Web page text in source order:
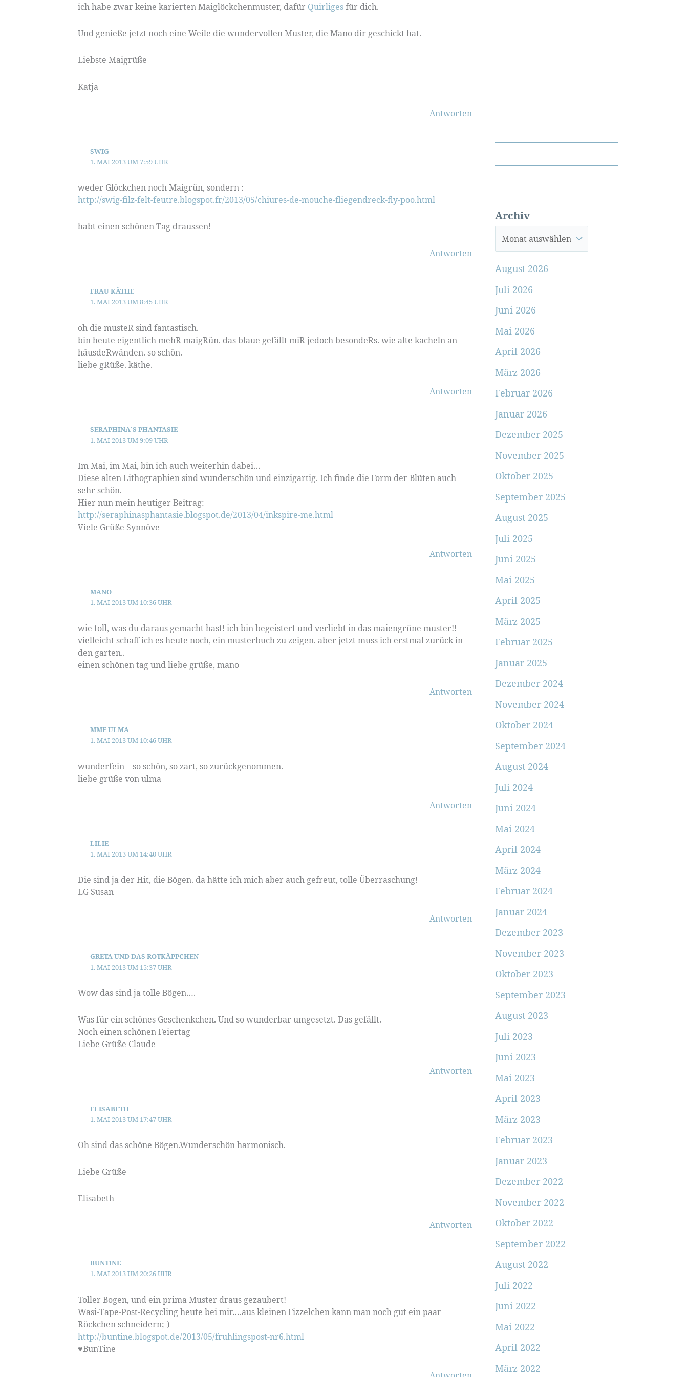
ich habe zwar keine karierten Maiglöckchenmuster, dafür Quirligesfür dich.
Und genieße jetzt noch eine Weile die wundervollen Muster, die Mano dir geschickt hat.
Liebste Maigrüße
Katja
Antworten
SWIG
1. MAI 2013 UM 7:59 UHR
weder Glöckchen noch Maigrün, sondern :
http://swig-filz-felt-feutre.blogspot.fr/2013/05/chiures-de-mouche-fliegendreck-fly-poo.html
habt einen schönen Tag draussen!
Antworten
FRAU KÄTHE
1. MAI 2013 UM 8:45 UHR
oh die musteR sind fantastisch.
bin heute eigentlich mehR maigRün. das blaue gefällt miR jedoch besondeRs. wie alte kacheln an
häusdeRwänden. so schön.
liebe gRüße. käthe.
Antworten
SERAPHINA´S PHANTASIE
1. MAI 2013 UM 9:09 UHR
Im Mai, im Mai, bin ich auch weiterhin dabei…
Diese alten Lithographien sind wunderschön und einzigartig. Ich finde die Form der Blüten auch
sehr schön.
Hier nun mein heutiger Beitrag:
http://seraphinasphantasie.blogspot.de/2013/04/inkspire-me.html
Viele Grüße Synnöve
Antworten
MANO
1. MAI 2013 UM 10:36 UHR
wie toll, was du daraus gemacht hast! ich bin begeistert und verliebt in das maiengrüne muster!!
vielleicht schaff ich es heute noch, ein musterbuch zu zeigen. aber jetzt muss ich erstmal zurück in
den garten..
einen schönen tag und liebe grüße, mano
Antworten
MME ULMA
1. MAI 2013 UM 10:46 UHR
wunderfein – so schön, so zart, so zurückgenommen.
liebe grüße von ulma
Antworten
LILIE
1. MAI 2013 UM 14:40 UHR
Die sind ja der Hit, die Bögen. da hätte ich mich aber auch gefreut, tolle Überraschung!
LG Susan
Antworten
GRETA UND DAS ROTKÄPPCHEN
1. MAI 2013 UM 15:37 UHR
Wow das sind ja tolle Bögen….
Was für ein schönes Geschenkchen. Und so wunderbar umgesetzt. Das gefällt.
Noch einen schönen Feiertag
Liebe Grüße Claude
Antworten
ELISABETH
1. MAI 2013 UM 17:47 UHR
Oh sind das schöne Bögen.Wunderschön harmonisch.
Liebe Grüße
Elisabeth
Antworten
BUNTINE
1. MAI 2013 UM 20:26 UHR
Toller Bogen, und ein prima Muster draus gezaubert!
Wasi-Tape-Post-Recycling heute bei mir….aus kleinen Fizzelchen kann man noch gut ein paar
Röckchen schneidern;-)
http://buntine.blogspot.de/2013/05/fruhlingspost-nr6.html
♥BunTine
Archiv
August 2026
Juli 2026
Juni 2026
Mai 2026
April 2026
März 2026
Februar 2026
Januar 2026
Dezember 2025
November 2025
Oktober 2025
September 2025
August 2025
Juli 2025
Juni 2025
Mai 2025
April 2025
März 2025
Februar 2025
Januar 2025
Dezember 2024
November 2024
Oktober 2024
September 2024
August 2024
Juli 2024
Juni 2024
Mai 2024
April 2024
März 2024
Februar 2024
Januar 2024
Dezember 2023
November 2023
Oktober 2023
September 2023
August 2023
Juli 2023
Juni 2023
Mai 2023
April 2023
März 2023
Februar 2023
Januar 2023
Dezember 2022
November 2022
Oktober 2022
September 2022
August 2022
Juli 2022
Juni 2022
Mai 2022
April 2022
März 2022